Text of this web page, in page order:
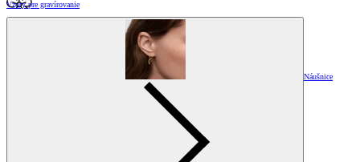
Vzory pre gravírovanie
Náušnice